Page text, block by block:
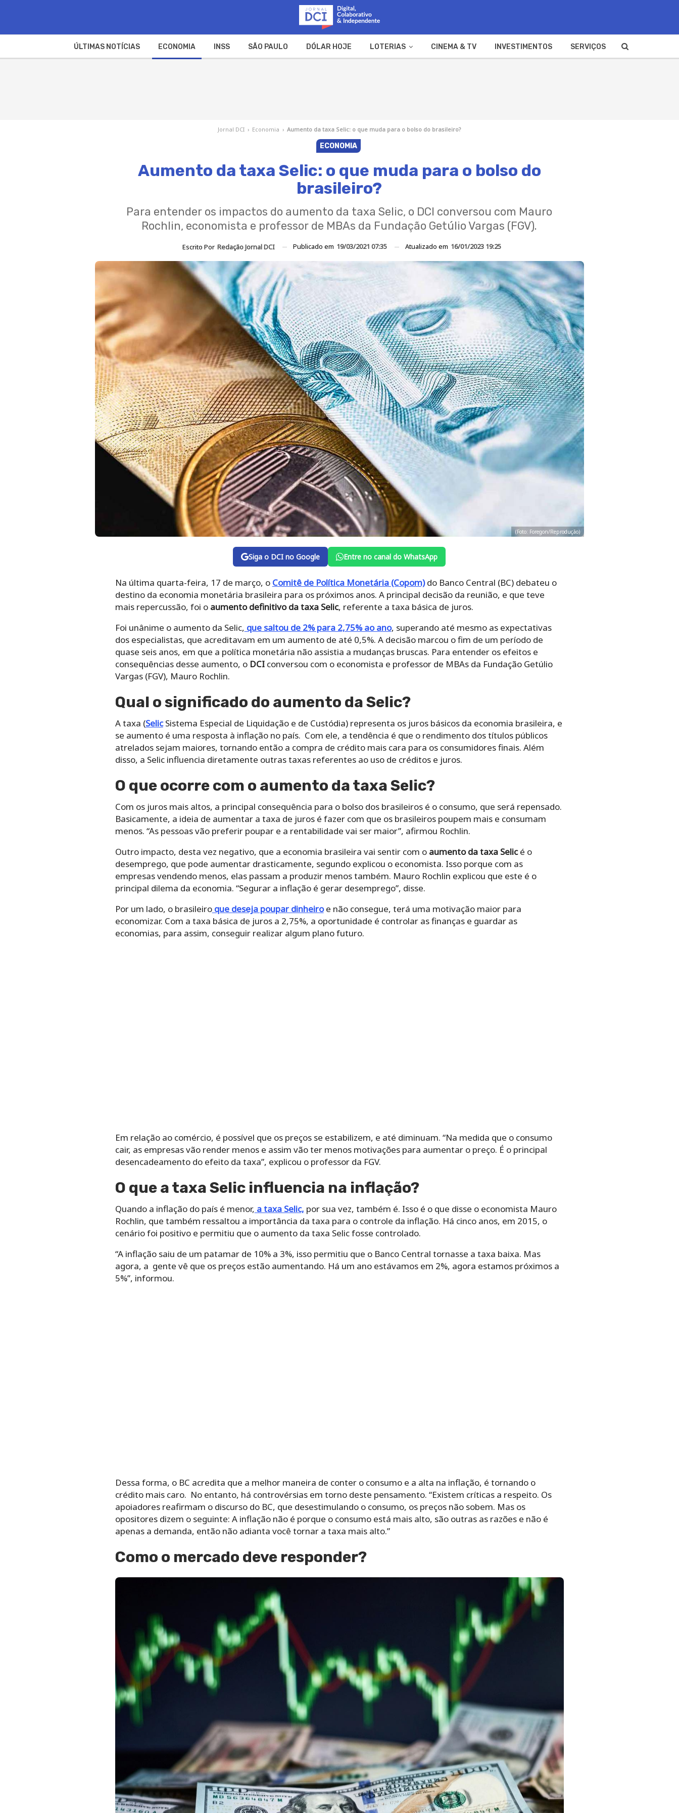
ÚLTIMAS NOTÍCIAS ECONOMIA INSS SÃO PAULO DÓLAR HOJE LOTERIAS CINEMA & TV INVESTIMENTOS SERVIÇOS
Jornal DCI › Economia › Aumento da taxa Selic: o que muda para o bolso do brasileiro?
ECONOMIA
Aumento da taxa Selic: o que muda para o bolso do
brasileiro?
Para entender os impactos do aumento da taxa Selic, o DCI conversou com Mauro
Rochlin, economista e professor de MBAs da Fundação Getúlio Vargas (FGV).
Escrito Por Redação Jornal DCI Publicado em 19/03/2021 07:35 Atualizado em 16/01/2023 19:25
(Foto: Foregon/Reprodução)
Siga o DCI no Google Entre no canal do WhatsApp
Na última quarta-feira, 17 de março, o Comitê de Política Monetária (Copom)do Banco Central (BC) debateu o
destino da economia monetária brasileira para os próximos anos. A principal decisão da reunião, e que teve
mais repercussão, foi o aumento definitivo da taxa Selic, referente a taxa básica de juros.
Foi unânime o aumento da Selic, que saltou de 2% para 2,75% ao ano, superando até mesmo as expectativas
dos especialistas, que acreditavam em um aumento de até 0,5%. A decisão marcou o fim de um período de
quase seis anos, em que a política monetária não assistia a mudanças bruscas. Para entender os efeitos e
consequências desse aumento, o DCIconversou com o economista e professor de MBAs da Fundação Getúlio
Vargas (FGV), Mauro Rochlin.
Qual o significado do aumento da Selic?
A taxa (SelicSistema Especial de Liquidação e de Custódia) representa os juros básicos da economia brasileira, e
se aumento é uma resposta à inflação no país. Com ele, a tendência é que o rendimento dos títulos públicos
atrelados sejam maiores, tornando então a compra de crédito mais cara para os consumidores finais. Além
disso, a Selic influencia diretamente outras taxas referentes ao uso de créditos e juros.
O que ocorre com o aumento da taxa Selic?
Com os juros mais altos, a principal consequência para o bolso dos brasileiros é o consumo, que será repensado.
Basicamente, a ideia de aumentar a taxa de juros é fazer com que os brasileiros poupem mais e consumam
menos. “As pessoas vão preferir poupar e a rentabilidade vai ser maior”, afirmou Rochlin.
Outro impacto, desta vez negativo, que a economia brasileira vai sentir com o aumento da taxa Selicé o
desemprego, que pode aumentar drasticamente, segundo explicou o economista. Isso porque com as
empresas vendendo menos, elas passam a produzir menos também. Mauro Rochlin explicou que este é o
principal dilema da economia. “Segurar a inflação é gerar desemprego”, disse.
Por um lado, o brasileiroque deseja poupar dinheiroe não consegue, terá uma motivação maior para
economizar. Com a taxa básica de juros a 2,75%, a oportunidade é controlar as finanças e guardar as
economias, para assim, conseguir realizar algum plano futuro.
Em relação ao comércio, é possível que os preços se estabilizem, e até diminuam. “Na medida que o consumo
cair, as empresas vão render menos e assim vão ter menos motivações para aumentar o preço. É o principal
desencadeamento do efeito da taxa”, explicou o professor da FGV.
O que a taxa Selic influencia na inflação?
Quando a inflação do país é menor, a taxa Selic, por sua vez, também é. Isso é o que disse o economista Mauro
Rochlin, que também ressaltou a importância da taxa para o controle da inflação. Há cinco anos, em 2015, o
cenário foi positivo e permitiu que o aumento da taxa Selic fosse controlado.
“A inflação saiu de um patamar de 10% a 3%, isso permitiu que o Banco Central tornasse a taxa baixa. Mas
agora, a gente vê que os preços estão aumentando. Há um ano estávamos em 2%, agora estamos próximos a
5%”, informou.
Dessa forma, o BC acredita que a melhor maneira de conter o consumo e a alta na inflação, é tornando o
crédito mais caro. No entanto, há controvérsias em torno deste pensamento. “Existem críticas a respeito. Os
apoiadores reafirmam o discurso do BC, que desestimulando o consumo, os preços não sobem. Mas os
opositores dizem o seguinte: A inflação não é porque o consumo está mais alto, são outras as razões e não é
apenas a demanda, então não adianta você tornar a taxa mais alto.”
Como o mercado deve responder?